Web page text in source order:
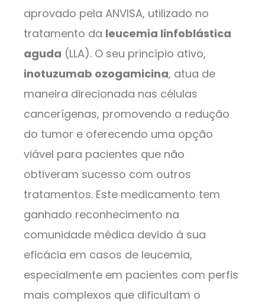
aprovado pela ANVISA, utilizado no
tratamento da leucemia linfoblástica
aguda (LLA). O seu princípio ativo,
inotuzumab ozogamicina, atua de
maneira direcionada nas células
cancerígenas, promovendo a redução
do tumor e oferecendo uma opção
viável para pacientes que não
obtiveram sucesso com outros
tratamentos. Este medicamento tem
ganhado reconhecimento na
comunidade médica devido à sua
eficácia em casos de leucemia,
especialmente em pacientes com perfis
mais complexos que dificultam o